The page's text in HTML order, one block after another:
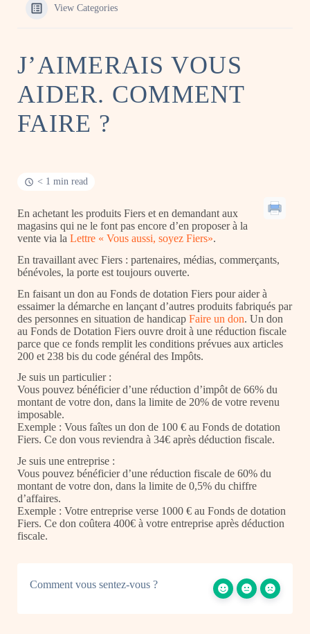
View Categories
J’AIMERAIS VOUS
AIDER. COMMENT
FAIRE ?
< 1 min read
En achetant les produits Fiers et en demandant aux
magasins qui ne le font pas encore d’en proposer à la
vente via la Lettre « Vous aussi, soyez Fiers».
En travaillant avec Fiers : partenaires, médias, commerçants,
bénévoles, la porte est toujours ouverte.
En faisant un don au Fonds de dotation Fiers pour aider à
essaimer la démarche en lançant d’autres produits fabriqués par
des personnes en situation de handicap Faire un don. Un don
au Fonds de Dotation Fiers ouvre droit à une réduction fiscale
parce que ce fonds remplit les conditions prévues aux articles
200 et 238 bis du code général des Impôts.
Je suis un particulier :
Vous pouvez bénéficier d’une réduction d’impôt de 66% du
montant de votre don, dans la limite de 20% de votre revenu
imposable.
Exemple : Vous faîtes un don de 100 € au Fonds de dotation
Fiers. Ce don vous reviendra à 34€ après déduction fiscale.
Je suis une entreprise :
Vous pouvez bénéficier d’une réduction fiscale de 60% du
montant de votre don, dans la limite de 0,5% du chiffre
d’affaires.
Exemple : Votre entreprise verse 1000 € au Fonds de dotation
Fiers. Ce don coûtera 400€ à votre entreprise après déduction
fiscale.
Comment vous sentez-vous ?